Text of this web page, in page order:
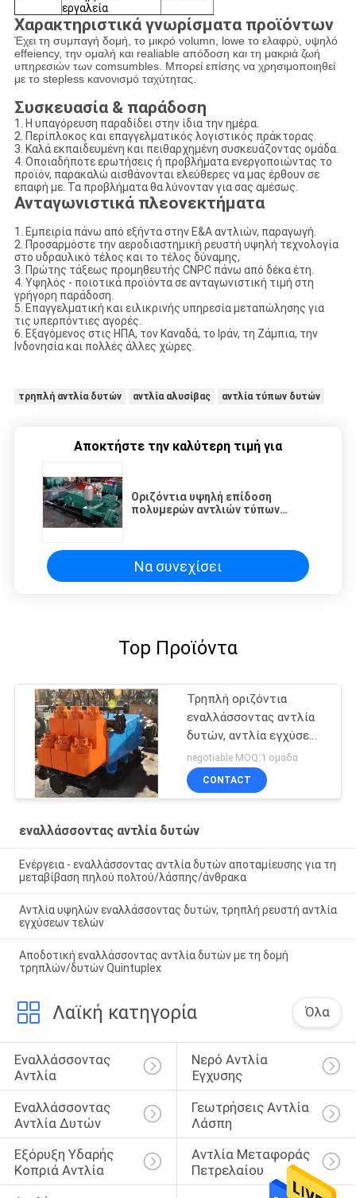
εργαλεία
Χαρακτηριστικά γνωρίσματα προϊόντων
Έχει τη συμπαγή δομή, το μικρό volumn, lowe το ελαφρύ, υψηλό
effeiency, την ομαλή και realiable απόδοση και τη μακριά ζωή
υπηρεσιών των comsumbles. Μπορεί επίσης να χρησιμοποιηθεί
με το stepless κανονισμό ταχύτητας.
Συσκευασία & παράδοση
1. Η υπαγόρευση παραδίδει στην ίδια την ημέρα.
2. Περίπλοκος και επαγγελματικός λογιστικός πράκτορας.
3. Καλά εκπαιδευμένη και πειθαρχημένη συσκευάζοντας ομάδα.
4. Οποιαδήποτε ερωτήσεις ή προβλήματα ενεργοποιώντας το
προϊόν, παρακαλώ αισθάνονται ελεύθερες να μας έρθουν σε
επαφή με. Τα προβλήματα θα λύνονταν για σας αμέσως.
Ανταγωνιστικά πλεονεκτήματα
1. Εμπειρία πάνω από εξήντα στην Ε&Α αντλιών, παραγωγή.
2. Προσαρμόστε την αεροδιαστημική ρευστή υψηλή τεχνολογία
στο υδραυλικό τέλος και το τέλος δύναμης,
3. Πρώτης τάξεως προμηθευτής CNPC πάνω από δέκα έτη.
4. Υψηλός - ποιοτικά προϊόντα σε ανταγωνιστική τιμή στη
γρήγορη παράδοση.
5. Επαγγελματική και ειλικρινής υπηρεσία μεταπώλησης για
τις υπερπόντιες αγορές.
6. Εξαγόμενος στις ΗΠΑ, τον Καναδά, το Ιράν, τη Ζάμπια, την
Ινδονησία και πολλές άλλες χώρες.
τρηπλή αντλία δυτών αντλία αλυσίβας αντλία τύπων δυτών
Αποκτήστε την καλύτερη τιμή για
Οριζόντια υψηλή επίδοση
πολυμερών αντλιών τύπων
Να συνεχίσει
Top Προϊόντα
Τρηπλή οριζόντια
εναλλάσσοντας αντλία
δυτών, αντλία εγχύσεων
νερού τύπων δυτών
negotiable MOQ:1 ομάδα
CONTACT
εναλλάσσοντας αντλία δυτών
Ενέργεια - εναλλάσσοντας αντλία δυτών αποταμίευσης για τη
μεταβίβαση πηλού πολτού/λάσπης/άνθρακα
Αντλία υψηλών εναλλάσσοντας δυτών, τρηπλή ρευστή αντλία
εγχύσεων τελών
Αποδοτική εναλλάσσοντας αντλία δυτών με τη δομή
τρηπλών/δυτών Quintuplex
Λαϊκή κατηγορία Όλα
Εναλλάσσοντας
Αντλία
Νερό Αντλία
Έγχυσης
Εναλλάσσοντας
Αντλία Δυτών
Γεωτρήσεις Αντλία
Λάσπη
Εξόρυξη Υδαρής
Κοπριά Αντλία
Αντλία Μεταφοράς
Πετρελαίου